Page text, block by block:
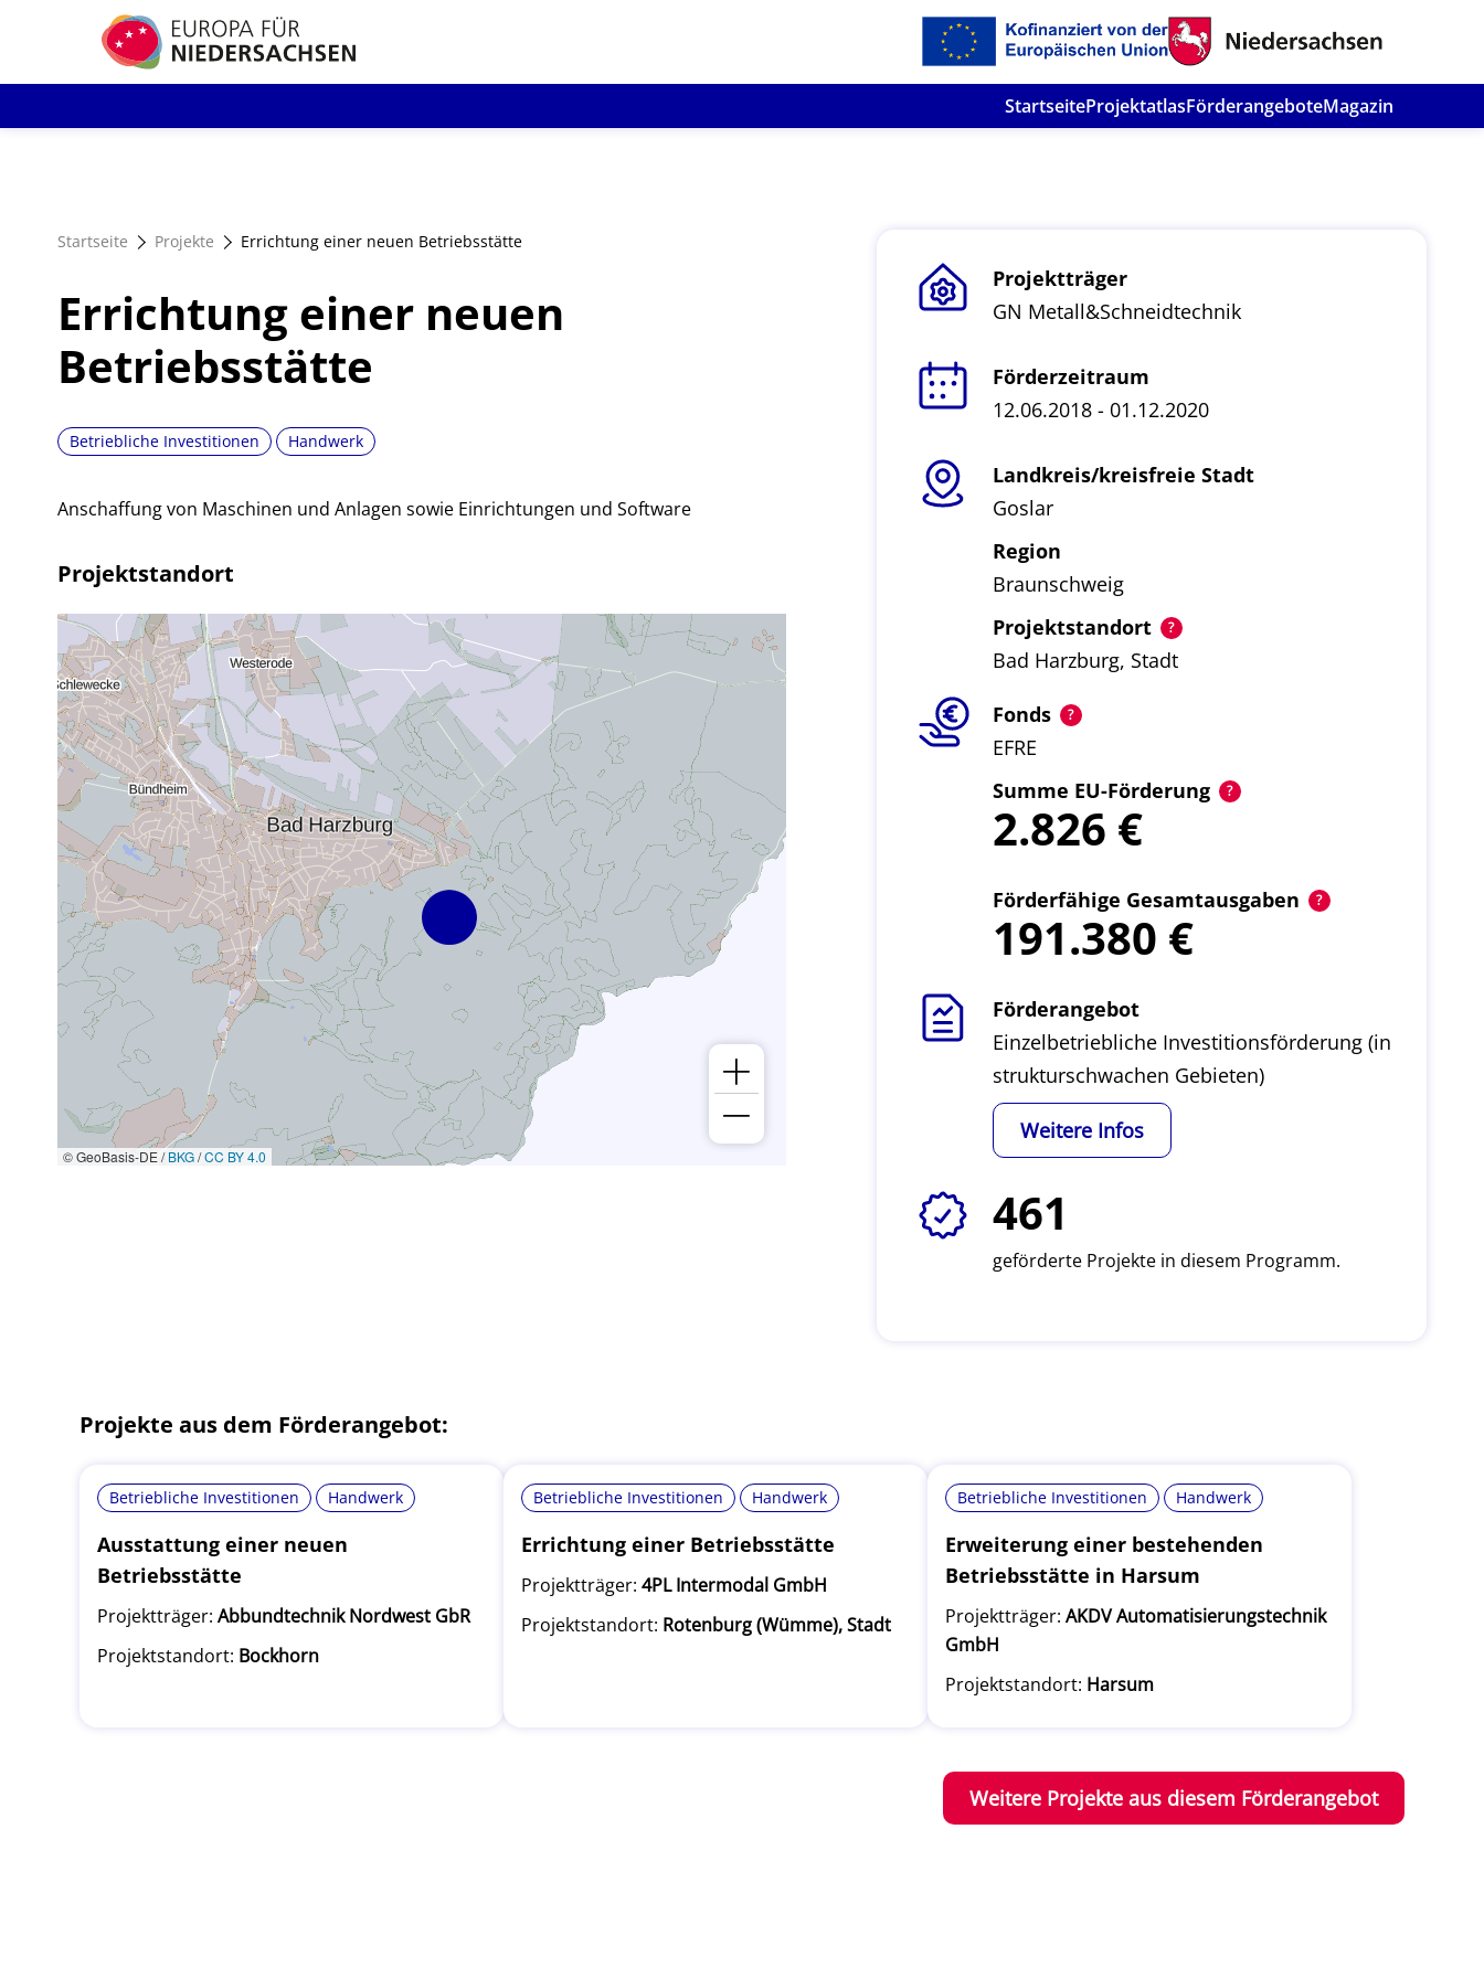
StartseiteProjektatlasFörderangeboteMagazin
Startseite Projekte Errichtung einer neuen Betriebsstätte
Errichtung einer neuen
Betriebsstätte
Betriebliche Investitionen Handwerk
Anschaffung von Maschinen und Anlagen sowie Einrichtungen und Software
Projektstandort
© GeoBasis-DE /BKG/CC BY 4.0
Projektträger
GN Metall&Schneidtechnik
Förderzeitraum
12.06.2018 - 01.12.2020
Landkreis/kreisfreie Stadt
Goslar
Region
Braunschweig
Projektstandort
Bad Harzburg, Stadt
Fonds
EFRE
Summe EU-Förderung
2.826
Förderfähige Gesamtausgaben
191.380
Förderangebot
Einzelbetriebliche Investitionsförderung (in
strukturschwachen Gebieten)
Weitere Infos
461
geförderte Projekte in diesem Programm.
Projekte aus dem Förderangebot:
Betriebliche Investitionen Handwerk
Ausstattung einer neuen
Betriebsstätte
Projektträger: Abbundtechnik Nordwest GbR
Projektstandort: Bockhorn
Betriebliche Investitionen Handwerk
Errichtung einer Betriebsstätte
Projektträger: 4PL Intermodal GmbH
Projektstandort: Rotenburg (Wümme), Stadt
Betriebliche Investitionen Handwerk
Erweiterung einer bestehenden
Betriebsstätte in Harsum
Projektträger: AKDV Automatisierungstechnik
GmbH
Projektstandort: Harsum
Weitere Projekte aus diesem Förderangebot